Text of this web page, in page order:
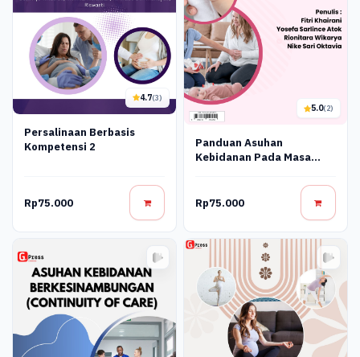
4.7(3)
Persalinaan Berbasis
Kompetensi 2
Rp75.000
5.0(2)
Panduan Asuhan
Kebidanan Pada Masa
Rp75.000